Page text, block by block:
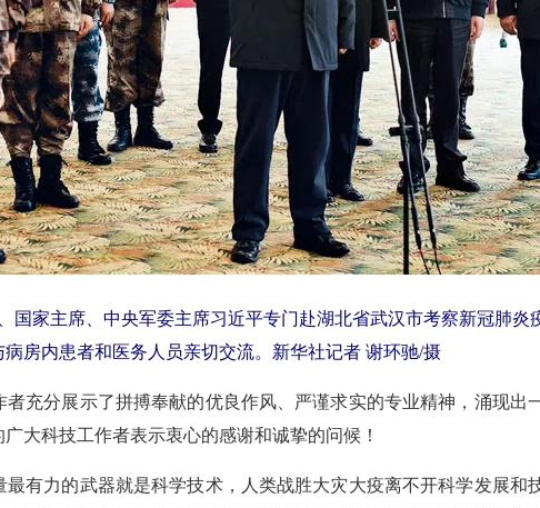
国家主席、中央军委主席习近平专门赴湖北省武汉市考察新冠肺
房内患者和医务人员亲切交流。新华社记者 谢环驰/摄
充分展示了拼搏奉献的优良作风、严谨求实的专业精神，涌现出
大科技工作者表示衷心的感谢和诚挚的问候！
有力的武器就是科学技术，人类战胜大灾大疫离不开科学发展和